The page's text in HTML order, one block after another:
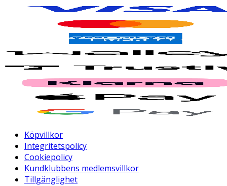
Köpvillkor
Integritetspolicy
Cookiepolicy
Kundklubbens medlemsvillkor
Tillgänglighet